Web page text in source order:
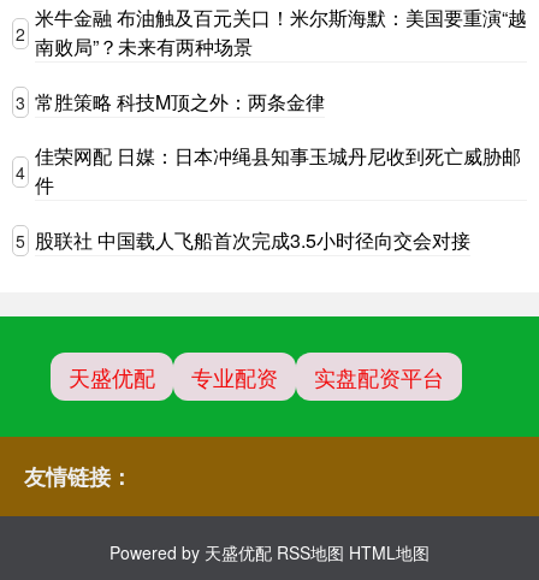
2
米牛金融 布油触及百元关口！米尔斯海默：美国要重演“越
南败局”？未来有两种场景
3 常胜策略 科技M顶之外：两条金律
4
佳荣网配 日媒：日本冲绳县知事玉城丹尼收到死亡威胁邮
件
5 股联社 中国载人飞船首次完成3.5小时径向交会对接
天盛优配 专业配资 实盘配资平台
友情链接：
Powered by 天盛优配 RSS地图 HTML地图